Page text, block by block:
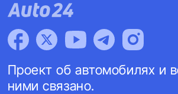
Проект об автомобилях и
ними связано.